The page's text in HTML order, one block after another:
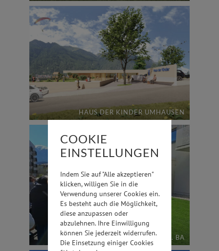
HAUS DER KINDER UMHAUSEN
PRADL OST 4. BA
COOKIE
EINSTELLUNGEN
Indem Sie auf "Alle akzeptieren"
klicken, willigen Sie in die
Verwendung unserer Cookies ein.
Es besteht auch die Möglichkeit,
diese anzupassen oder
abzulehnen. Ihre Einwilligung
können Sie jederzeit widerrufen.
Die Einsetzung einiger Cookies